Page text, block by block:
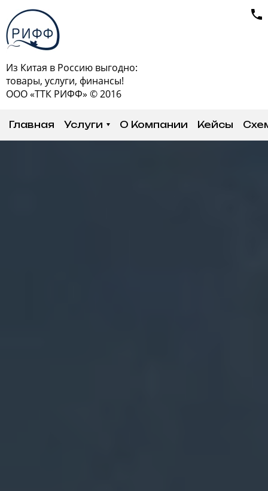
Из Китая в Россию выгодно:
товары, услуги, финансы!
ООО «ТТК РИФФ» © 2016
Главная Услуги О Компании Кейсы